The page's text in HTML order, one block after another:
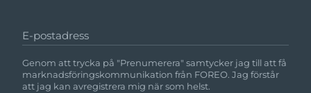
E-postadress
Genom att trycka på "Prenumerera" samtycker jag till att få
marknadsföringskommunikation från FOREO. Jag förstår
att jag kan avregistrera mig när som helst.